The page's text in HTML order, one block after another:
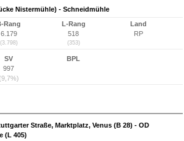
Nistermühle) - Schneidmühle
Rang
6.179
(3.798)
L-Rang
518
(353)
Land
RP
SV
997
(9,7%)
BPL
Straße, Marktplatz, Venus (B 28) - OD
(L 405)